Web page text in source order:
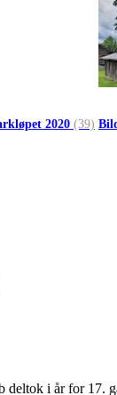
2020 (39)
i år for 17.